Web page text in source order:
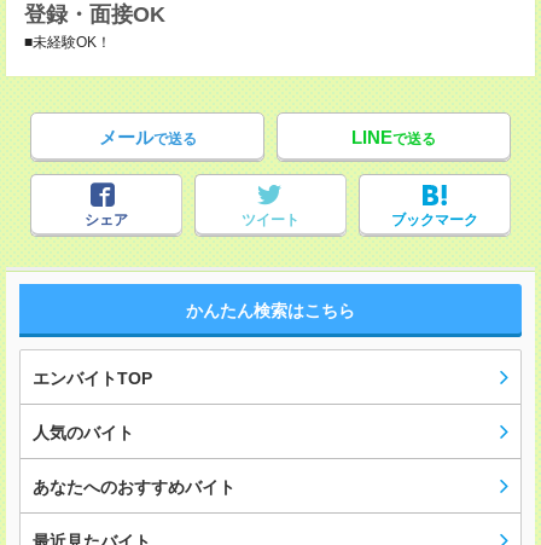
登録・面接OK
■未経験OK！
メールで送る LINEで送る
シェア ツイート ブックマーク
かんたん検索はこちら
エンバイトTOP
人気のバイト
あなたへのおすすめバイト